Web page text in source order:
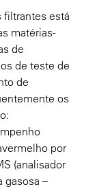
está
matérias-
de
de teste de
de
os
por
(analisador
gasosa –